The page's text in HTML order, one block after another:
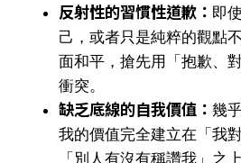
反射性的習慣性道歉： 即
己，或者只是純粹的觀點
面和平，搶先用「抱歉、
衝突。
缺乏底線的自我價值： 幾
我的價值完全建立在「我
「別人有沒有稱讚我」之上